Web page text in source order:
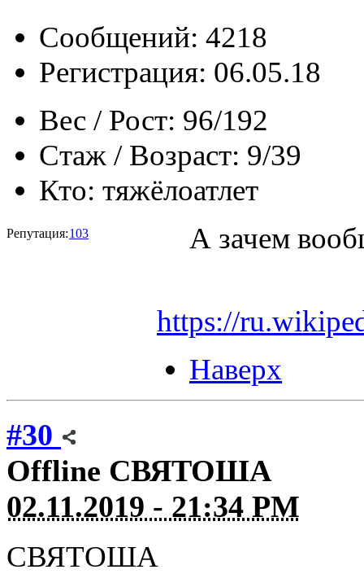
Сообщений: 4218
Регистрация: 06.05.18
Вес / Рост: 96/192
Стаж / Возраст: 9/39
Кто: тяжёлоатлет
Репутация:103 А зачем
https://
Наверх
#30
Offline СВЯТОША
02.11.2019 - 21:34 PM
СВЯТОША